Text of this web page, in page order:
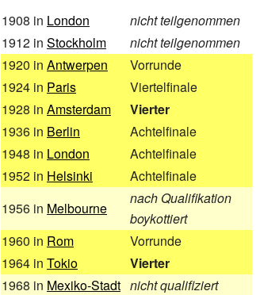
1908 in London
nicht teilgenommen
1912 in Stockholm
nicht teilgenommen
1920 in Antwerpen
Vorrunde
1924 in Paris
Viertelfinale
1928 in Amsterdam
Vierter
1936 in Berlin
Achtelfinale
1948 in London
Achtelfinale
1952 in Helsinki
Achtelfinale
1956 in Melbourne
nach Qualifikation
boykottiert
1960 in Rom
Vorrunde
1964 in Tokio
Vierter
1968 in Mexiko-Stadt nicht qualifiziert